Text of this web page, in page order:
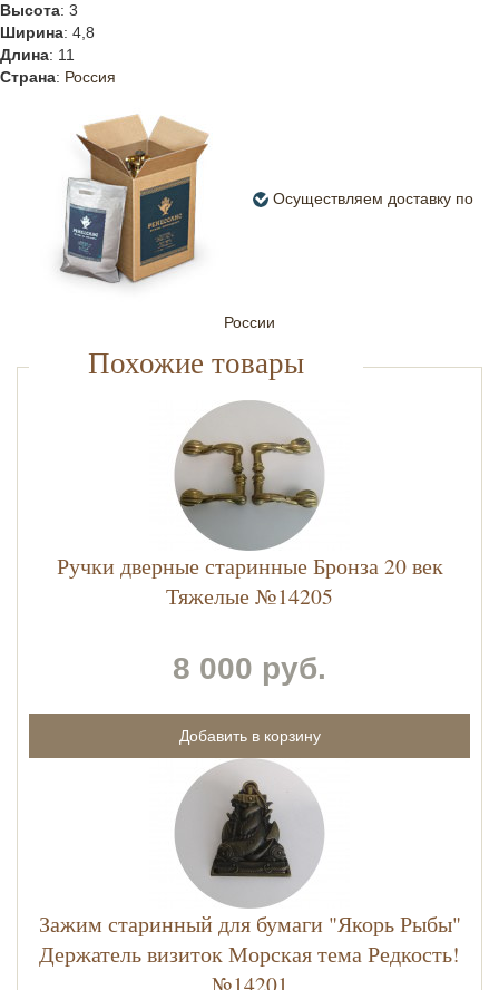
Высота: 3
Ширина: 4,8
Длина: 11
Страна: Россия
Осуществляем доставку по
России
Похожие товары
Ручки дверные старинные Бронза 20 век
Тяжелые №14205
8 000 руб.
Зажим старинный для бумаги "Якорь Рыбы"
Держатель визиток Морская тема Редкость!